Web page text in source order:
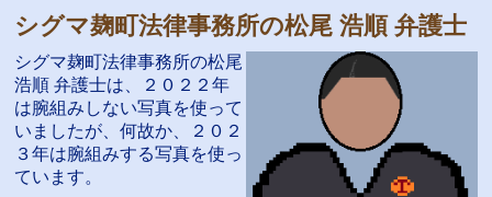
シグマ麹町法律事務所の松尾 浩順 弁護士
シグマ麹町法律事務所の松尾
浩順 弁護士は、２０２２年
は腕組みしない写真を使って
いましたが、何故か、２０２
３年は腕組みする写真を使っ
ています。